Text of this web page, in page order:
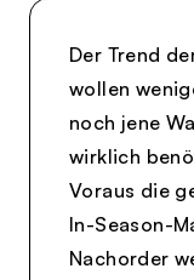
Der Trend
wollen
noch jene
wirklich
Voraus die
In-Season-
Nachorder